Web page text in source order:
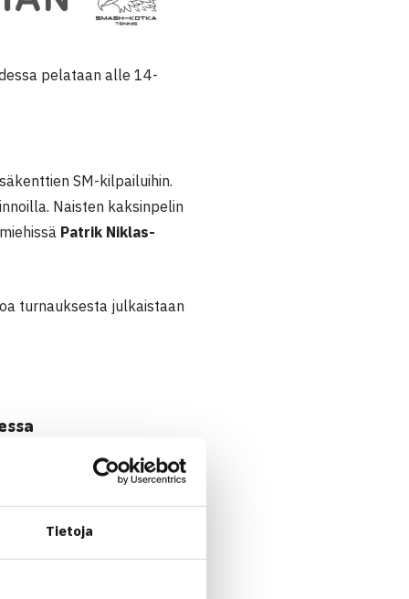
Tietoja
pelataan alle 14-
SM-kilpailuihin.
Naisten kaksinpelin
Patrik Niklas-
turnauksesta julkaistaan
Europe -turnaus.
maanantaina